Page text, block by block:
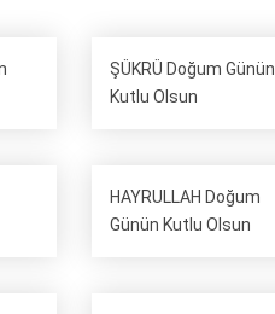
ŞÜKRÜ Doğum Günün
Kutlu Olsun
HAYRULLAH Doğum
Günün Kutlu Olsun